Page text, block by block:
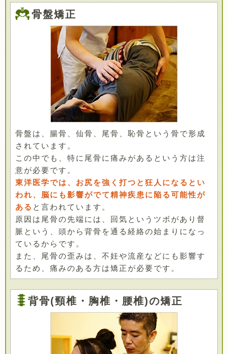
骨盤矯正
骨盤は、腸骨、仙骨、尾骨、恥骨という骨で形成
されています。
この中でも、特に尾骨に痛みがあるという方は注
意が必要です。
東洋医学では、お尻を強く打つと狂人になるとい
われ、脳にも影響がでて精神疾患に陥る可能性が
ある と言われています。
原因は尾骨の先端には、回気というツボがあり督
脈という、頭から背骨を通る経絡の始まりになっ
ているからです。
また、尾骨の歪みは、不妊や流産などにも影響す
るため、痛みのある方は矯正が必要です。
背骨(頸椎・胸椎・腰椎)の矯正